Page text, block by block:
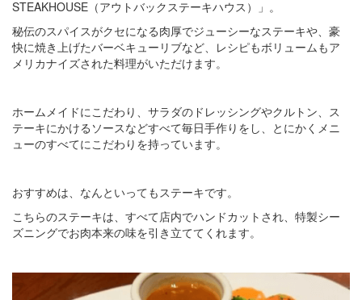
STEAKHOUSE（アウトバックステーキハウス）」。
秘伝のスパイスがクセになる肉厚でジューシーなステーキや、豪
快に焼き上げたバーベキューリブなど、レシピもボリュームもア
メリカナイズされた料理がいただけます。
ホームメイドにこだわり、サラダのドレッシングやクルトン、ス
テーキにかけるソースなどすべて毎日手作りをし、とにかくメニ
ューのすべてにこだわりを持っています。
おすすめは、なんといってもステーキです。
こちらのステーキは、すべて店内でハンドカットされ、特製シー
ズニングでお肉本来の味を引き立ててくれます。